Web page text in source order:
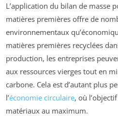
L’application du bilan de masse
matières premières offre de
environnementaux
matières premières recyclées
production, les entreprises
aux ressources vierges tout en
carbone. Cela est d’autant plus
l’économie circulaire, où
matériaux au maximum.